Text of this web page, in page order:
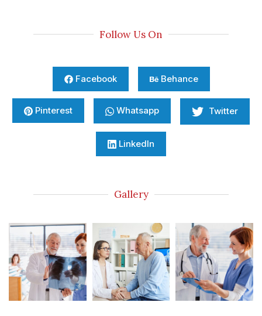
Follow Us On
Facebook Behance
Pinterest Whatsapp Twitter
LinkedIn
Gallery